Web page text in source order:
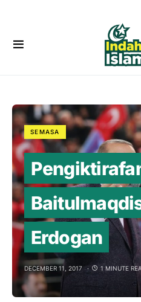
SEMASA
Erdogan
DECEMBER 11, 2017 1 MINUTE